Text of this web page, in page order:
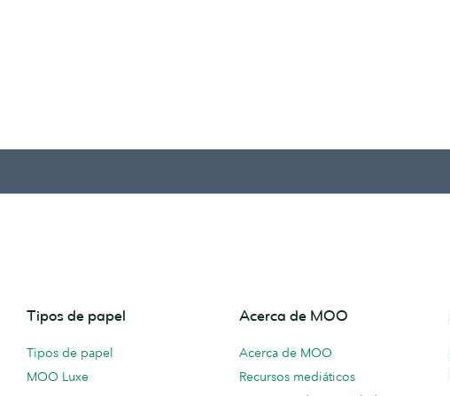
Tipos de papel
Tipos de papel
MOO Luxe
Acerca de MOO
Acerca de MOO
Recursos mediáticos